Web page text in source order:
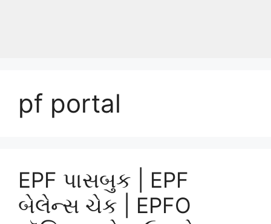
pf portal
EPF પાસબુક | EPF
બેલેન્સ ચેક | EPFO